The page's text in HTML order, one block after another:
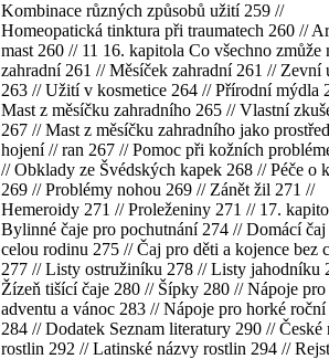
Kombinace různých způsobů užití 259 //
Homeopatická tinktura při traumatech 260 //
mast 260 // 11 16. kapitola Co všechno zmůže
zahradní 261 // Měsíček zahradní 261 // Zevní
263 // Užití v kosmetice 264 // Přírodní mýdla
Mast z měsíčku zahradního 265 // Vlastní
267 // Mast z měsíčku zahradního jako
hojení // ran 267 // Pomoc při kožních
// Obklady ze Švédských kapek 268 // Péče o
269 // Problémy nohou 269 // Zánět žil 271 //
Hemeroidy 271 // Proleženiny 271 // 17.
Bylinné čaje pro pochutnání 274 // Domácí
celou rodinu 275 // Čaj pro děti a kojence bez
277 // Listy ostružiníku 278 // Listy jahodníku
Žízeň tišící čaje 280 // Šípky 280 // Nápoje
adventu a vánoc 283 // Nápoje pro horké
284 // Dodatek Seznam literatury 290 // České
rostlin 292 // Latinské názvy rostlin 294 //